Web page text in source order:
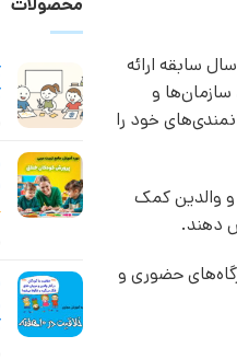
سایت معلم خلاق با بیش از 10 سال سابقه ارائه
و
خود را
و والدین کمک
دهند.
حضوری و
محصولات